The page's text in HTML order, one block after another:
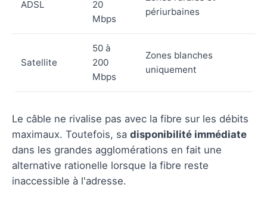
ADSL
20
Mbps
périurbaines
Satellite
50 à
200
Mbps
Zones blanches
uniquement
Le câble ne rivalise pas avec la fibre sur les débits
maximaux. Toutefois, sa disponibilité immédiate
dans les grandes agglomérations en fait une
alternative rationelle lorsque la fibre reste
inaccessible à l'adresse.